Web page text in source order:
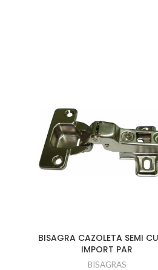
BISAGRA CAZOLETA SEMI
IMPORT PAR
BISAGRAS